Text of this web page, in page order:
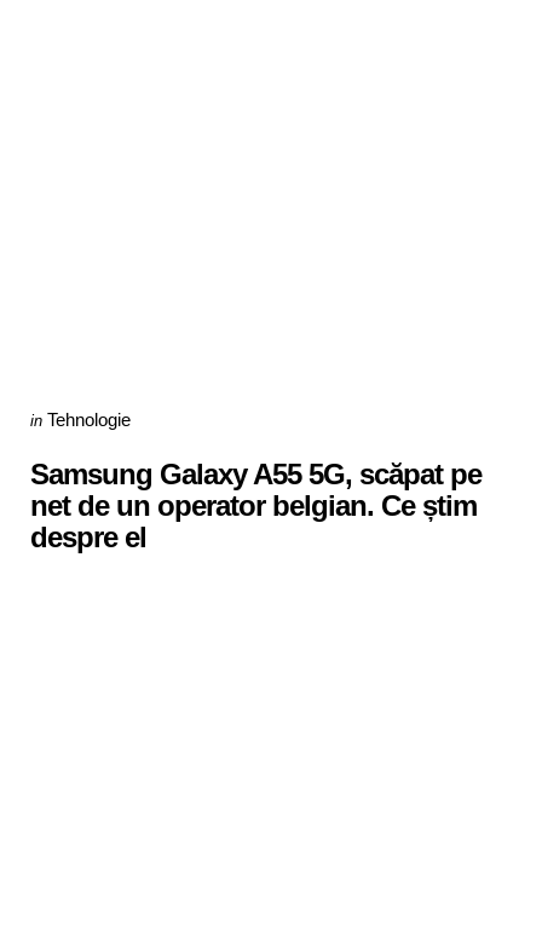
Categories
Posted
in Tehnologie
Samsung Galaxy A55 5G, scăpat pe
net de un operator belgian. Ce știm
despre el